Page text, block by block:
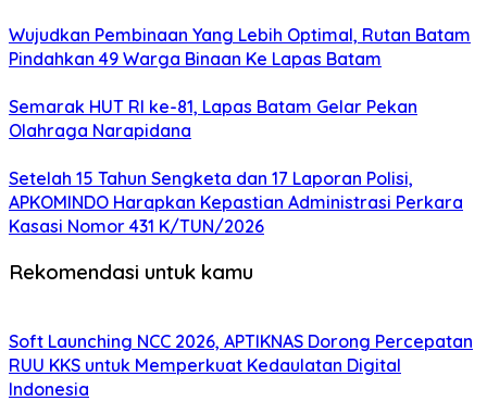
Wujudkan Pembinaan Yang Lebih Optimal, Rutan Batam
Pindahkan 49 Warga Binaan Ke Lapas Batam
Semarak HUT RI ke-81, Lapas Batam Gelar Pekan
Olahraga Narapidana
Setelah 15 Tahun Sengketa dan 17 Laporan Polisi,
APKOMINDO Harapkan Kepastian Administrasi Perkara
Kasasi Nomor 431 K/TUN/2026
Rekomendasi untuk kamu
Soft Launching NCC 2026, APTIKNAS Dorong Percepatan
RUU KKS untuk Memperkuat Kedaulatan Digital
Indonesia